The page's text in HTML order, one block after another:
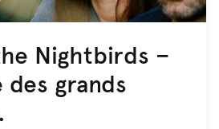
Nightbirds –
des grands